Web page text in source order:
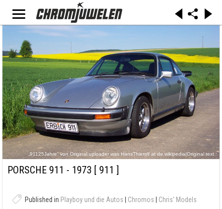
„91125Jahre“ von Original uploader was HansThierolf at de.wikipedia(Original text :
de:Benutzer:HansThierolf) - Originally from de.wikipedia; description page is/was here.
https://commons.wikimedia.org/wiki/File:91125Jahre.jpg#/media/File:91125Jahre.jpg
PORSCHE 911 - 1973 [ 911 ]
Published in Playboy und die Autos Chromos Chris' Models